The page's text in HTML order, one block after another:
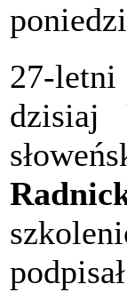
27-
dzisiaj